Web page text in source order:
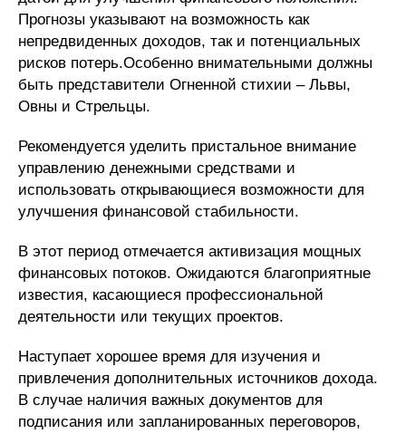
Прогнозы указывают на возможность как
непредвиденных доходов, так и потенциальных
рисков потерь.Особенно внимательными должны
быть представители Огненной стихии – Львы,
Овны и Стрельцы.
Рекомендуется уделить пристальное внимание
управлению денежными средствами и
использовать открывающиеся возможности для
улучшения финансовой стабильности.
В этот период отмечается активизация мощных
финансовых потоков. Ожидаются благоприятные
известия, касающиеся профессиональной
деятельности или текущих проектов.
Наступает хорошее время для изучения и
привлечения дополнительных источников дохода.
В случае наличия важных документов для
подписания или запланированных переговоров,